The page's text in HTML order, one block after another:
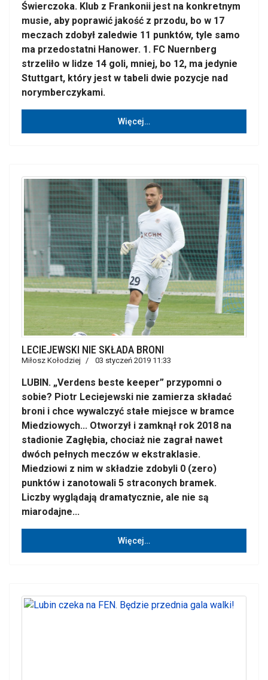
Świerczoka. Klub z Frankonii jest na konkretnym
musie, aby poprawić jakość z przodu, bo w 17
meczach zdobył zaledwie 11 punktów, tyle samo
ma przedostatni Hanower. 1. FC Nuernberg
strzeliło w lidze 14 goli, mniej, bo 12, ma jedynie
Stuttgart, który jest w tabeli dwie pozycje nad
norymberczykami.
Więcej…
LECIEJEWSKI NIE SKŁADA BRONI
Miłosz Kołodziej 03 styczeń 2019 11:33
LUBIN. „Verdens beste keeper” przypomni o
sobie? Piotr Leciejewski nie zamierza składać
broni i chce wywalczyć stałe miejsce w bramce
Miedziowych... Otworzył i zamknął rok 2018 na
stadionie Zagłębia, chociaż nie zagrał nawet
dwóch pełnych meczów w ekstraklasie.
Miedziowi z nim w składzie zdobyli 0 (zero)
punktów i zanotowali 5 straconych bramek.
Liczby wyglądają dramatycznie, ale nie są
miarodajne...
Więcej…